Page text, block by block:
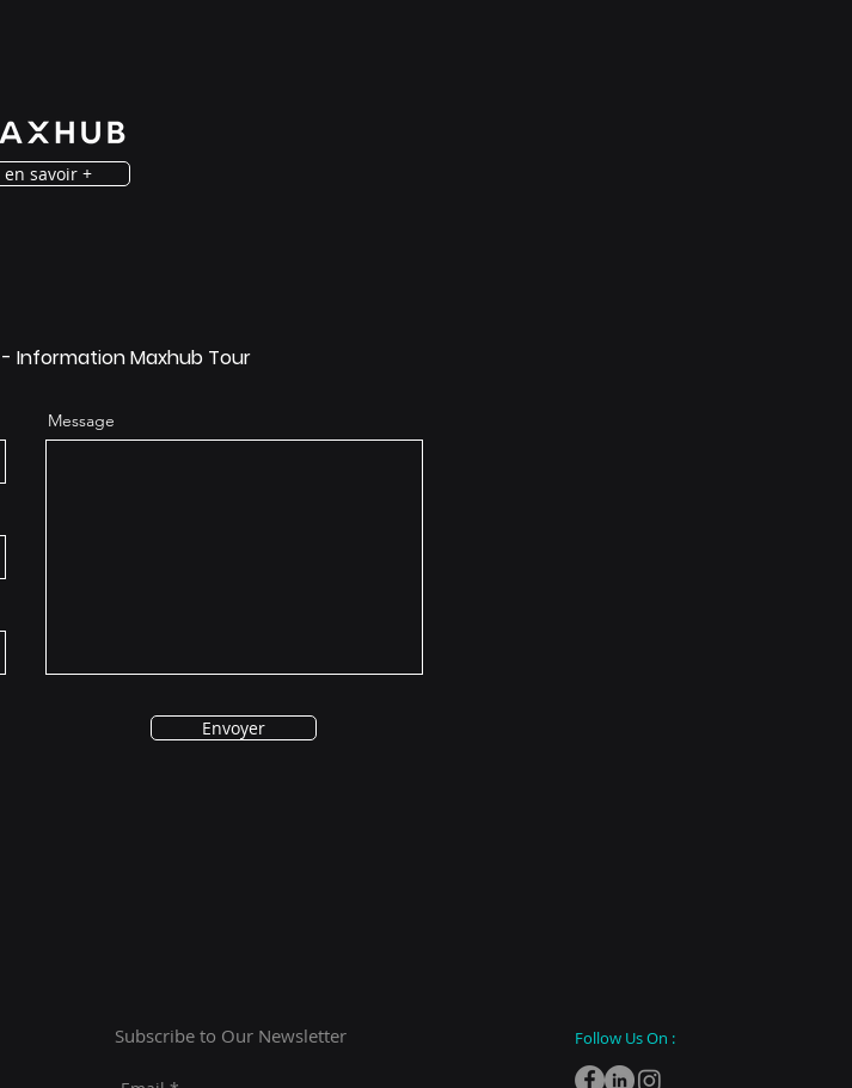
en savoir +
Information Maxhub Tour
Message
Envoyer
Subscribe to Our Newsletter Follow Us On :